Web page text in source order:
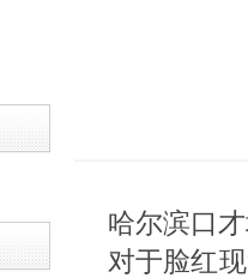
哈尔滨口
对于脸红